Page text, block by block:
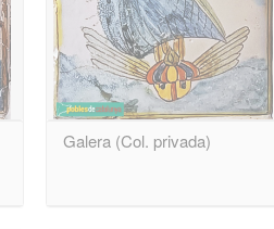
Galera (Col. privada)